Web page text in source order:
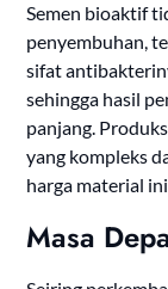
Semen bioaktif
penyembuhan,
sifat
sehingga hasil
panjang.
yang kompleks
harga material
Masa